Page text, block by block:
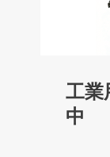
工業
中